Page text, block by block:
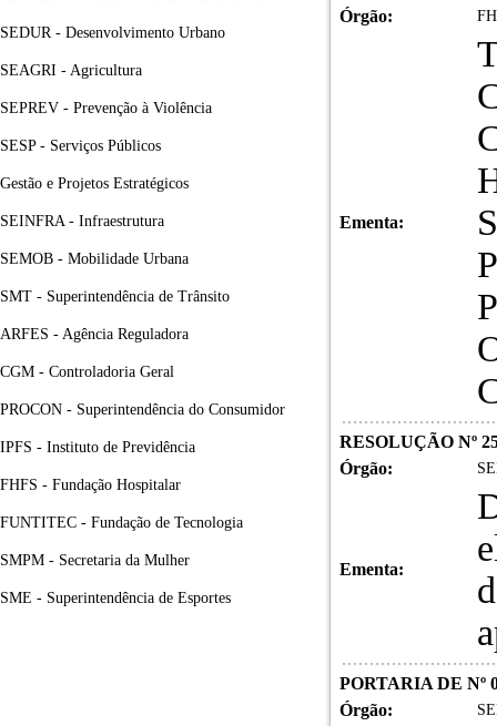
SEDUR - Desenvolvimento Urbano
SEAGRI - Agricultura
SEPREV - Prevenção à Violência
SESP - Serviços Públicos
Gestão e Projetos Estratégicos
SEINFRA - Infraestrutura
SEMOB - Mobilidade Urbana
SMT - Superintendência de Trânsito
ARFES - Agência Reguladora
CGM - Controladoria Geral
PROCON - Superintendência do Consumidor
IPFS - Instituto de Previdência
FHFS - Fundação Hospitalar
FUNTITEC - Fundação de Tecnologia
SMPM - Secretaria da Mulher
SME - Superintendência de Esportes
Órgão:
Ementa:
RESOLUÇÃO Nº
Órgão:
Ementa:
PORTARIA DE Nº
Órgão: